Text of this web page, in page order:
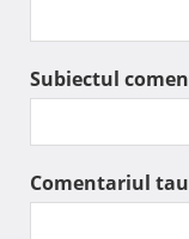
Subiectul
Comentariul tau